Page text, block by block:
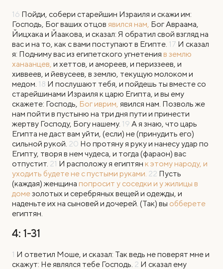
16 Пойди, собери старейшин Израиля и скажи им:
Господь, Бог ваших отцов явился нам, Бог Авраама,
Йицхака и Йаакова, и сказал: Я обратил свой взгляд на
вас и на то, как с вами поступают в Египте. 17 И сказал
я: Подниму вас из египетского угнетения в землю
ханаанцев, и хеттов, и амореев, и периззеев, и
хиввеев, и йевусеев, в землю, текущую молоком и
медом. 18 И послушают тебя, и пойдешь ты вместе со
старейшинами Израиля к царю Египта, и вы ему
скажете: Господь, Бог иврим, явился нам. Позволь же
нам пойти в пустыню на три дня пути и принести
жертву Господу, Богу нашему. 19 А я знаю, что царь
Египта не даст вам уйти, (если) не (принудить его)
сильной рукой. 20 Но протяну я руку и нанесу удар по
Египту, творя в нем чудеса, и тогда (фараон) вас
отпустит. 21 И расположу я египтян к этому народу, и
уходить будете не с пустыми руками. 22 Пусть
(каждая) женщина попросит у соседки и у жилицы в
домезолотых и серебряных вещей и одежды, и
наденьте их на сыновей и дочерей. (Так) вы обберете
египтян.
4: 1-31
1 И ответил Моше, и сказал: Так ведь не поверят мне и
скажут: Не являлся тебе Господь. 2 И сказал ему